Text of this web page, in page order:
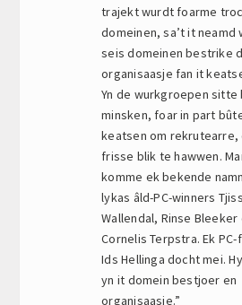
trajekt wurdt foarme
domeinen, sa’t it neamd
seis domeinen bestrike
organisaasje fan it
Yn de wurkgroepen
minsken, foar in part
keatsen om rekrutearre,
frisse blik te hawwen.
komme ek bekende
lykas âld-PC-winners
Wallendal, Rinse Bleeker
Cornelis Terpstra. Ek
Ids Hellinga docht mei.
yn it domein bestjoer en
organisaasje.”